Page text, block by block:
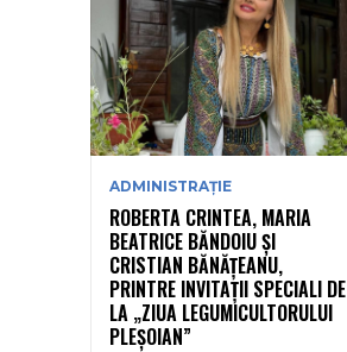
ADMINISTRAȚIE
ROBERTA CRINTEA, MARIA
BEATRICE BĂNDOIU ȘI
CRISTIAN BĂNĂȚEANU,
PRINTRE INVITAȚII SPECIALI DE
LA „ZIUA LEGUMICULTORULUI
PLEȘOIAN”